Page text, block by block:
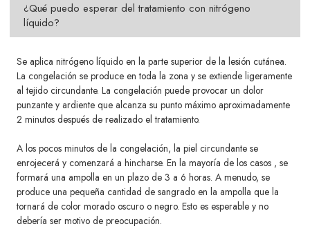
¿Qué puedo esperar del tratamiento con nitrógeno
líquido?
Se aplica nitrógeno líquido en la parte superior de la lesión cutánea.
La congelación se produce en toda la zona y se extiendeligeramente
al tejido circundante. La congelación puede provocar un dolor
punzante y ardiente que alcanza su punto máximo aproximadamente
2 minutos después de realizado el tratamiento.
A los pocos minutos de la congelación, la piel circundante se
enrojecerá y comenzará a hincharse. En la mayoría de los casos , se
formará una ampolla en un plazo de 3 a 6 horas. A menudo, se
produce una pequeña cantidad de sangrado en la ampolla que la
tornará de color morado oscuro o negro. Esto es esperable y no
debería ser motivo de preocupación.